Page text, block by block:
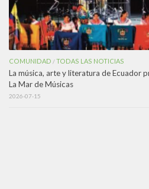
COMUNIDAD /TODAS LAS NOTICIAS
La música, arte y literatura de Ecuador
La Mar de Músicas
2026-07-15